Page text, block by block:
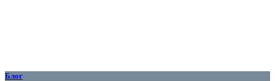
Блог